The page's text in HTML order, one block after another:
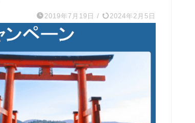
2019年7月19日 / 2024年2月5日